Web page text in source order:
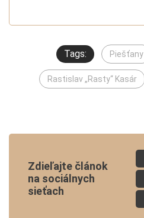
Tags: Piešťany
Rastislav „Rasty“ Kasár
Zdieľajte článok
na sociálnych
sieťach